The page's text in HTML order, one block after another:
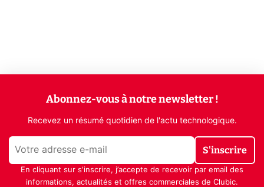
Abonnez-vous à notre newsletter !
Recevez un résumé quotidien de l'actu technologique.
S'inscrire
En cliquant sur s'inscrire, j’accepte de recevoir par email des
informations, actualités et offres commerciales de Clubic.